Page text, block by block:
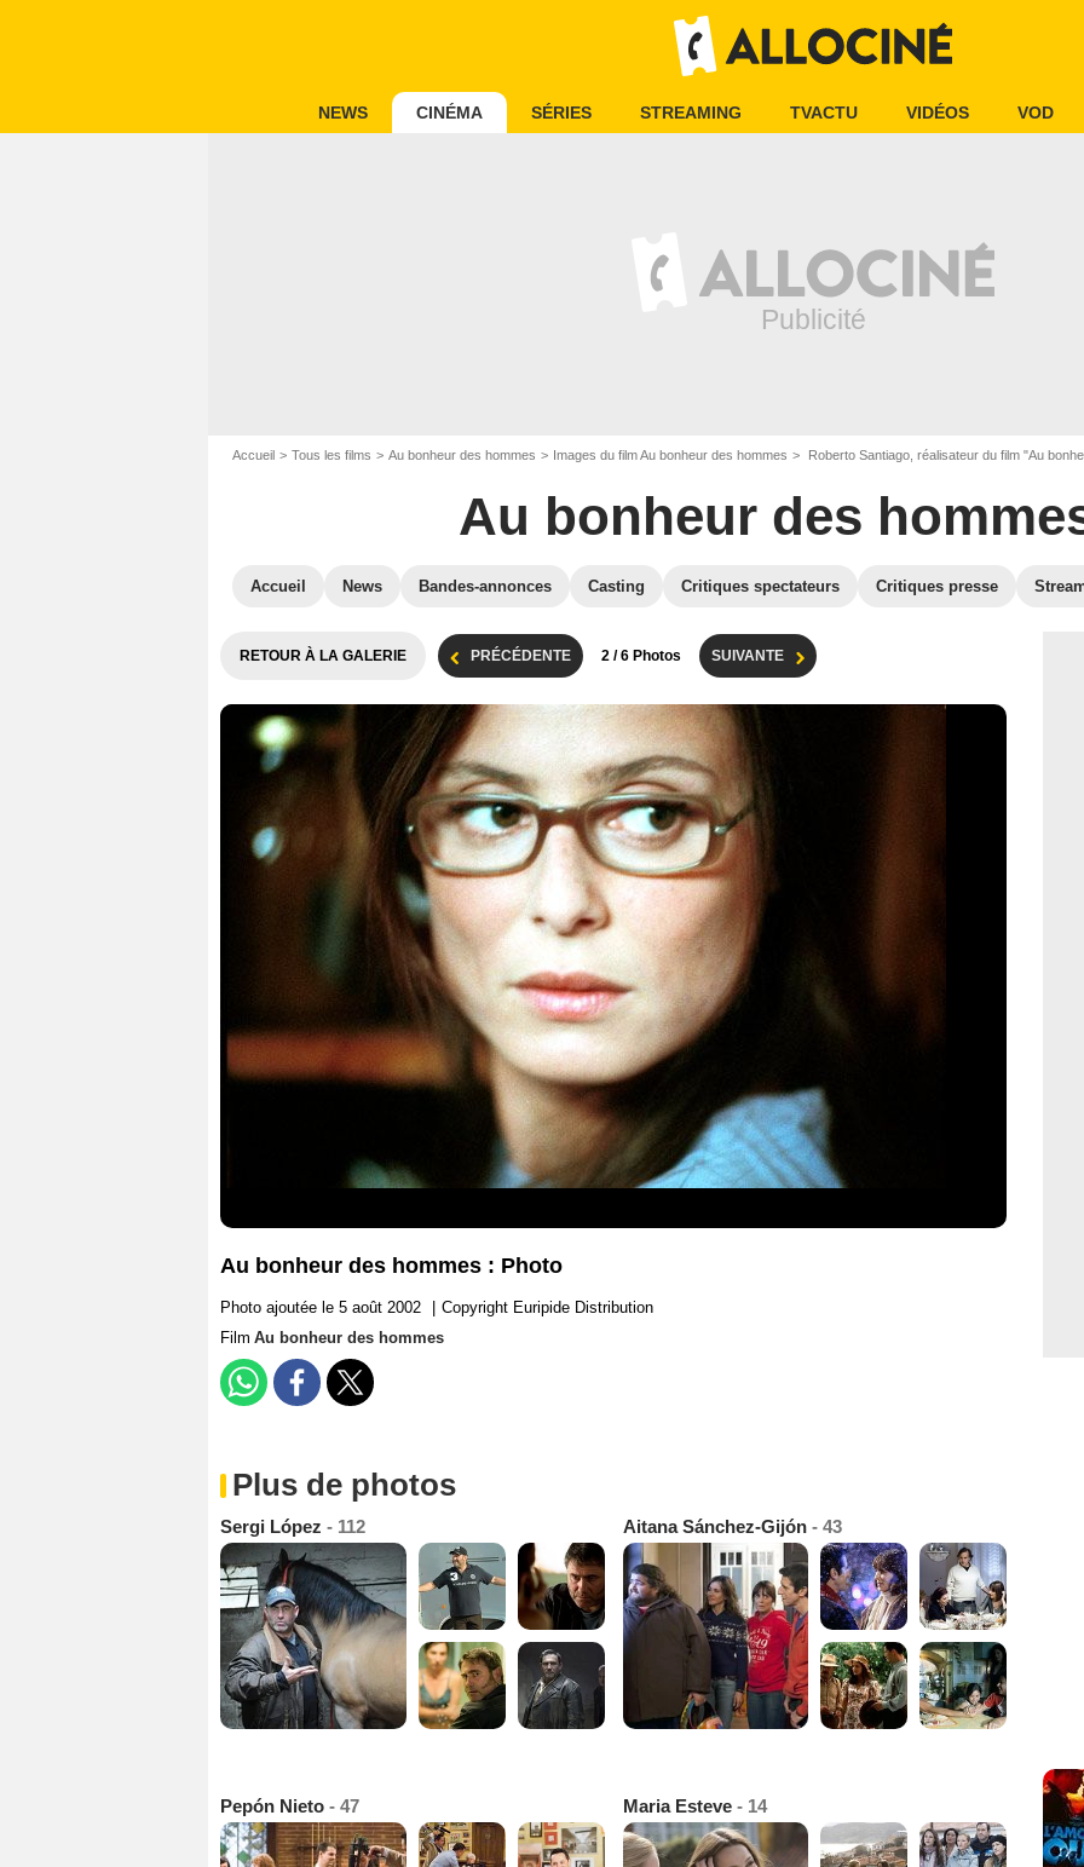
NEWS CINÉMA SÉRIES STREAMING TVACTU VIDÉOS VOD
Accueil Tous les films Au bonheur des hommes Images du film Au bonheur des hommes Roberto Santiago, réalisateur du film "Au
Au bonheur des
Accueil News Bandes-annonces Casting Critiques spectateurs Critiques presse
RETOUR À LA GALERIE PRÉCÉDENTE 2 / 6 Photos SUIVANTE
Au bonheur des hommes : Photo
Photo ajoutée le 5 août 2002
Copyright Euripide Distribution
Film Au bonheur des hommes
Plus de photos
Sergi López - 112 Aitana Sánchez-Gijón - 43
Pepón Nieto - 47 Maria Esteve - 14